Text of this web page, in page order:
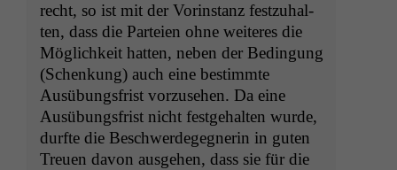
recht, so ist mit der Vorin­stanz festzuhal­
ten, dass die Parteien ohne weit­eres die
Möglichkeit hat­ten, neben der Bedin­gung
(Schenkung) auch eine bes­timmte
Ausübungs­frist vorzuse­hen. Da eine
Ausübungs­frist nicht fest­ge­hal­ten wurde,
durfte die Beschw­erdegeg­ner­in in guten
Treuen davon aus­ge­hen, dass sie für die